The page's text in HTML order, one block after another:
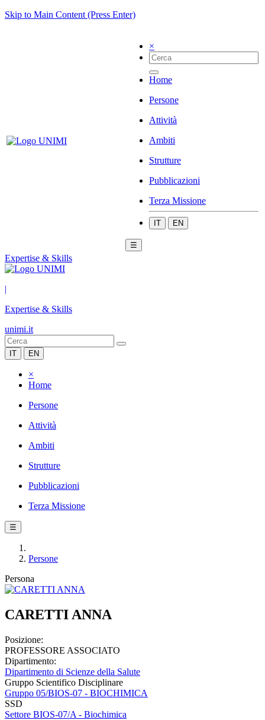
Skip to Main Content (Press Enter)
×
Home
Persone
Attività
Ambiti
Strutture
Pubblicazioni
Terza Missione
IT EN
☰
Expertise & Skills
|
Expertise & Skills
unimi.it
IT EN
×
Home
Persone
Attività
Ambiti
Strutture
Pubblicazioni
Terza Missione
☰
Persone
Persona
CARETTI ANNA
Posizione:
PROFESSORE ASSOCIATO
Dipartimento:
Dipartimento di Scienze della Salute
Gruppo Scientifico Disciplinare
Gruppo 05/BIOS-07 - BIOCHIMICA
SSD
Settore BIOS-07/A - Biochimica